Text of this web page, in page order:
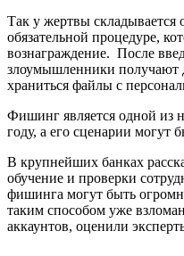
Так у жертвы складывается
обязательной процедуре,
вознаграждение. После
злоумышленники получают
храниться файлы с
Фишинг является одной из
году, а его сценарии могут
В крупнейших банках
обучение и проверки
фишинга могут быть
таким способом уже
аккаунтов, оценили